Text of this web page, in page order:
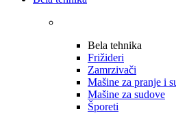
Bela tehnika
Frižideri
Zamrzivači
Mašine za pranje i
Mašine za sudove
Šporeti